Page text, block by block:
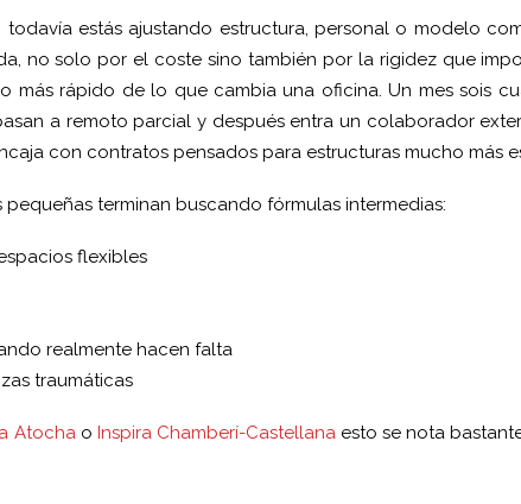
estás ajustando estructura, personal o modelo
no solo por el coste sino también por la rigidez que
más rápido de lo que cambia una oficina. Un mes sois
a remoto parcial y después entra un colaborador
con contratos pensados para estructuras mucho más
terminan buscando fórmulas intermedias:
flexibles
realmente hacen falta
traumáticas
Atochao Inspira Chamberí-Castellana esto se nota